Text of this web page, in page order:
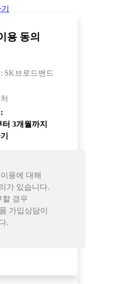
용 동의
SK브로드밴드
3개월까지
용에 대해
가 있습니다.
할 경우
가입상담이
.